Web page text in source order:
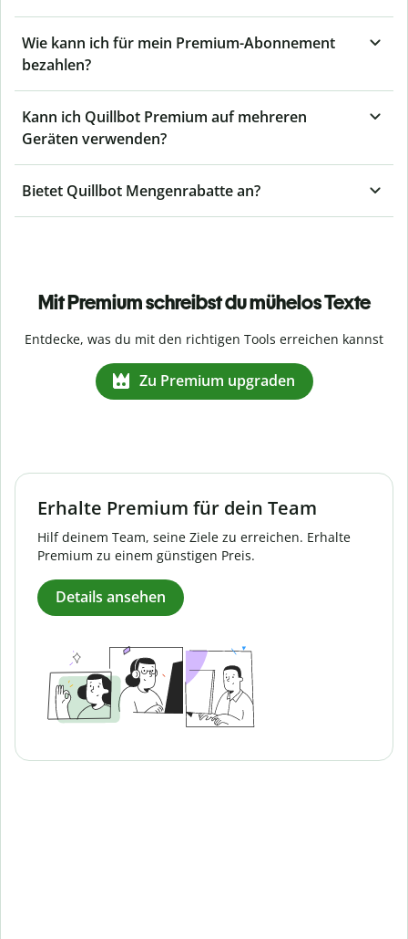
Wie kann ich für mein Premium-Abonnement
bezahlen?
Kann ich Quillbot Premium auf mehreren
Geräten verwenden?
Bietet Quillbot Mengenrabatte an?
Mit Premium schreibst du mühelos Texte
Entdecke, was du mit den richtigen Tools erreichen kannst
Zu Premium upgraden
Erhalte Premium für dein Team
Hilf deinem Team, seine Ziele zu erreichen. Erhalte
Premium zu einem günstigen Preis.
Details ansehen